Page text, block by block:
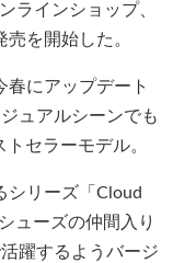
ラインショップ、
を開始した。
春にアップデート
ュアルシーンでも
セラーモデル。
シリーズ「Cloud
ューズの仲間入り
躍するようバージ